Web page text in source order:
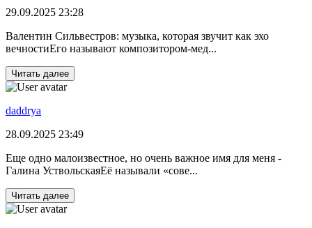
29.09.2025 23:28
Валентин Сильвестров: музыка, которая звучит как эхо
вечностиЕго называют композитором-мед...
Читать далее
daddrya
28.09.2025 23:49
Еще одно малоизвестное, но очень важное имя для меня -
Галина УствольскаяЕё называли «сове...
Читать далее